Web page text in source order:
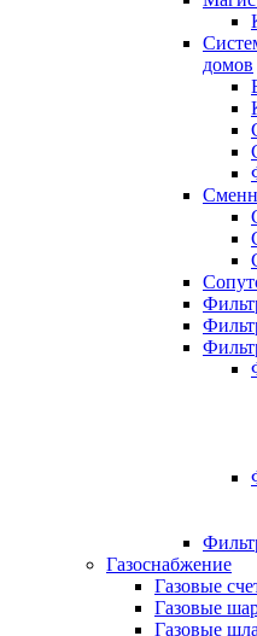
домов
Газоснабжение
Газовые
Газовые
Газовые